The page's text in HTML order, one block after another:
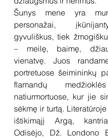
Šunys mene yra
personažai,
gyvuliškus, tiek
– meilę, baimę,
vienatvę. Juos
portretuose šeimininkų
flamandų
natiurmortuose, kur jie
sėkmę ir turtą.
ištikimąjį Argą,
Odisėjo, Dž. Londono